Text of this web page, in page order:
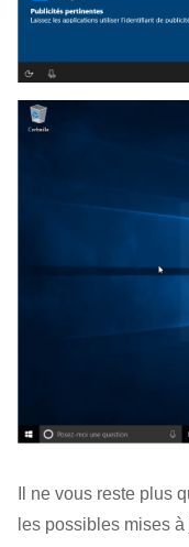
Il ne vous reste plus
les possibles mises à